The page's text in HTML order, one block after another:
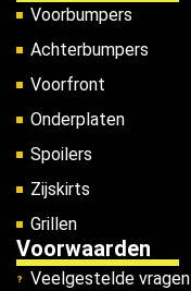
Voorbumpers
Achterbumpers
Voorfront
Onderplaten
Spoilers
Zijskirts
Grillen
Voorwaarden
Veelgestelde vragen